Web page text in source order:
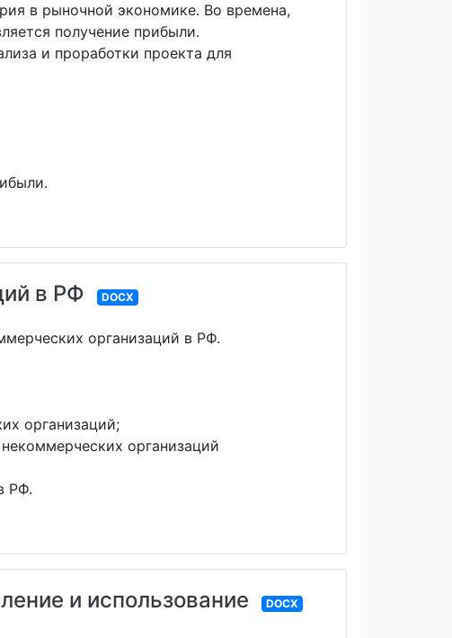
в рыночной экономике. Во времена,
получение прибыли.
и проработки проекта для
в РФ DOCX
организаций в РФ.
организаций;
организаций
РФ.
и использование DOCX